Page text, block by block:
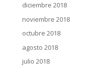
diciembre 2018
noviembre 2018
octubre 2018
agosto 2018
julio 2018